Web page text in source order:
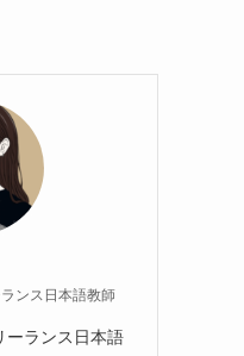
ンス日本語教師
ーランス日本語